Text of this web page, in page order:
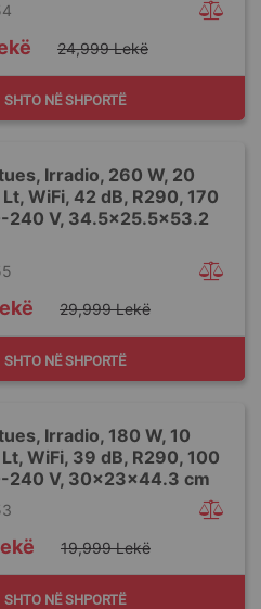
24,999 Lekë
SHTO NË SHPORTË
Irradio, 260 W, 20
WiFi, 42 dB, R290, 170
240 V, 34.5x25.5x53.2
29,999 Lekë
SHTO NË SHPORTË
Irradio, 180 W, 10
WiFi, 39 dB, R290, 100
240 V, 30x23x44.3 cm
19,999 Lekë
SHTO NË SHPORTË